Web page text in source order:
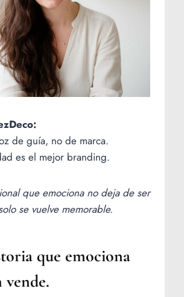
de guía, no de marca.
es el mejor branding.
que emociona no deja de ser
se vuelve memorable.
que emociona